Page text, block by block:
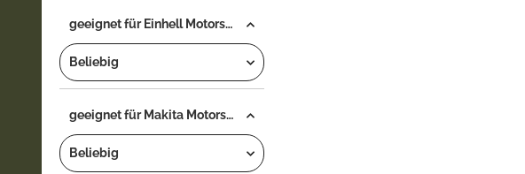
geeignet für Einhell Motorsäge...
Beliebig
geeignet für Makita Motorsäge...
Beliebig